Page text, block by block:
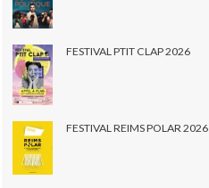
FESTIVAL PTIT CLAP 2026
FESTIVAL REIMS POLAR 2026